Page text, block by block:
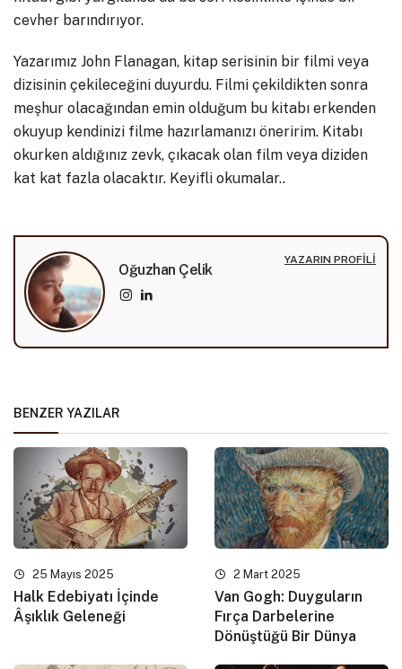
cevher barındırıyor.
Yazarımız John Flanagan, kitap serisinin bir filmi veya
dizisinin çekileceğini duyurdu. Filmi çekildikten sonra
meşhur olacağından emin olduğum bu kitabı erkenden
okuyup kendinizi filme hazırlamanızı öneririm. Kitabı
okurken aldığınız zevk, çıkacak olan film veya diziden
kat kat fazla olacaktır. Keyifli okumalar..
Oğuzhan Çelik
YAZARIN PROFILI
BENZER YAZILAR
25 Mayıs 2025
Halk Edebiyatı İçinde
Âşıklık Geleneği
2 Mart 2025
Van Gogh: Duyguların
Fırça Darbelerine
Dönüştüğü Bir Dünya